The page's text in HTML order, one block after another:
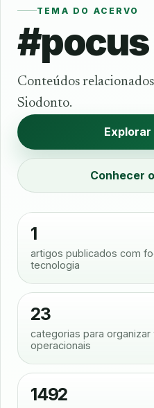
TEMA DO ACERVO
#pocus
Conteúdos
Siodonto.
Conhecer
1
artigos publicados com
tecnologia
23
categorias para
operacionais
1492